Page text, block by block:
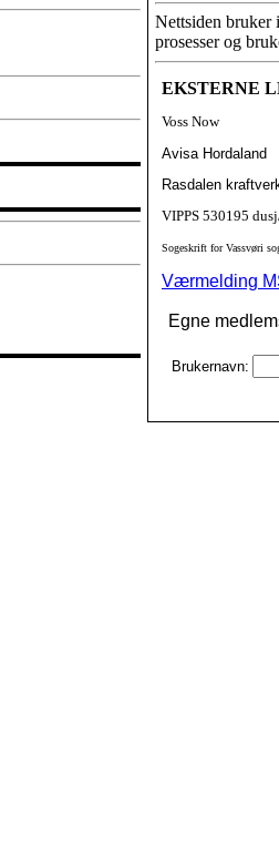
Nettsiden bruker
prosesser og
EKSTERNE
Voss Now
Avisa Hordaland
Rasdalen
VIPPS 530195
Sogeskrift for Vassvøri
Værmelding
Egne
Brukernavn: